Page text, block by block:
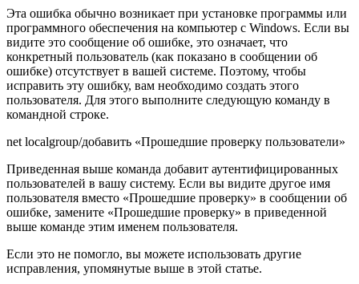
Эта ошибка обычно возникает при установке программы или
программного обеспечения на компьютер с Windows. Если вы
видите это сообщение об ошибке, это означает, что
конкретный пользователь (как показано в сообщении об
ошибке) отсутствует в вашей системе. Поэтому, чтобы
исправить эту ошибку, вам необходимо создать этого
пользователя. Для этого выполните следующую команду в
командной строке.
net localgroup/добавить «Прошедшие проверку пользователи»
Приведенная выше команда добавит аутентифицированных
пользователей в вашу систему. Если вы видите другое имя
пользователя вместо «Прошедшие проверку» в сообщении об
ошибке, замените «Прошедшие проверку» в приведенной
выше команде этим именем пользователя.
Если это не помогло, вы можете использовать другие
исправления, упомянутые выше в этой статье.